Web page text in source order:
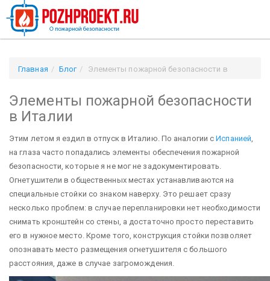
Главная Блог
Элементы пожарной безопасности в
Элементы пожарной безопасности
в Италии
Этим летом я ездил в отпуск в Италию. По аналогии сИспанией
на глаза часто попадались элементы обеспечения пожарной
безопасности, которые я не мог не задокументировать.
Огнетушители в общественных местах устанавливаются на
специальные стойки со знаком наверху. Это решает сразу
несколько проблем: в случае перепланировки нет необходимости
снимать кронштейн со стены, а достаточно просто переставить
его в нужное место. Кроме того, конструкция стойки позволяет
опознавать место размещения огнетушителя с большого
расстояния, даже в случае загромождения.